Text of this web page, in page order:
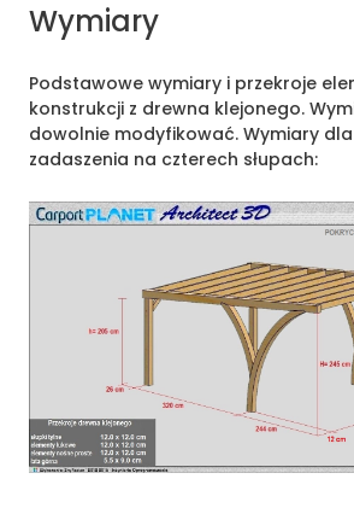
Wymiary
Podstawowe wymiary i przekroje
konstrukcji z drewna klejonego.
dowolnie modyfikować. Wymiary
zadaszenia na czterech słupach: